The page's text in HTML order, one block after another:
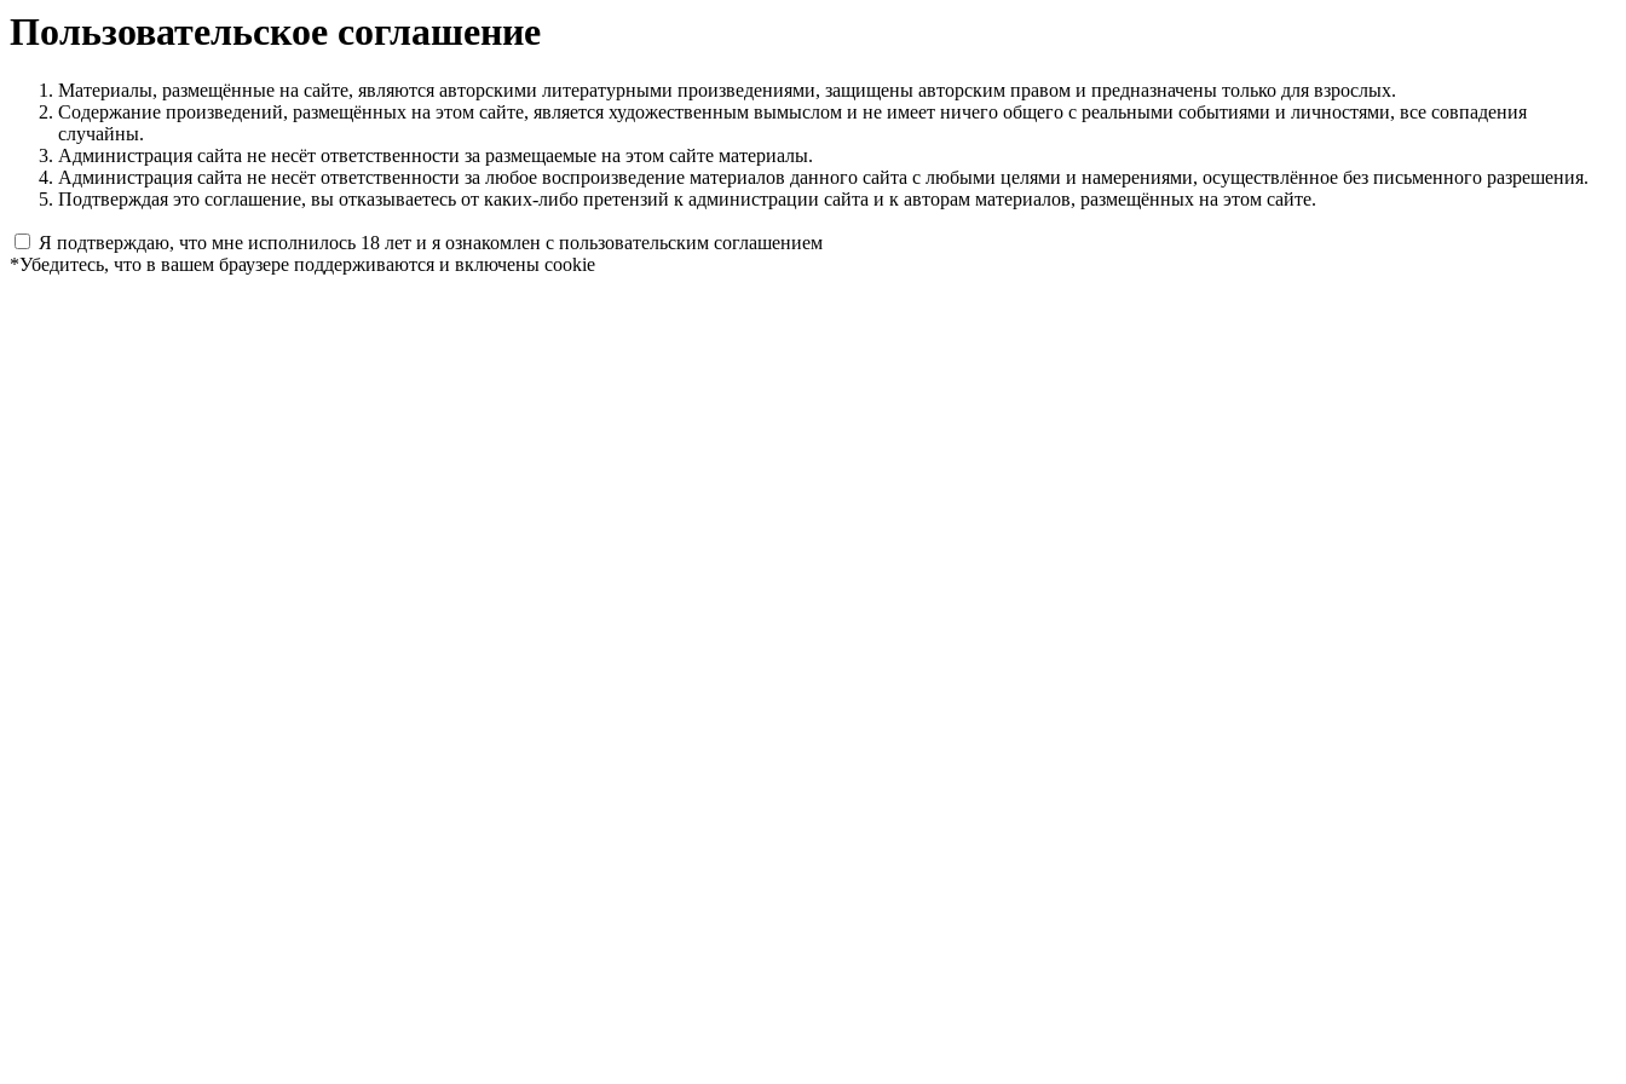
Пользовательское соглашение
Материалы, размещённые на сайте, являются авторскими литературными произведениями, защищены авторским правом и предназначены только для взрослых.
Содержание произведений, размещённых на этом сайте, является художественным вымыслом и не имеет ничего общего с реальными событиями и личностями, все совпадения
случайны.
Администрация сайта не несёт ответственности за размещаемые на этом сайте материалы.
Администрация сайта не несёт ответственности за любое воспроизведение материалов данного сайта с любыми целями и намерениями, осуществлённое без письменного разрешения.
Подтверждая это соглашение, вы отказываетесь от каких-либо претензий к администрации сайта и к авторам материалов, размещённых на этом сайте.
Я подтверждаю, что мне исполнилось 18 лет и я ознакомлен с пользовательским соглашением
*Убедитесь, что в вашем браузере поддерживаются и включены cookie